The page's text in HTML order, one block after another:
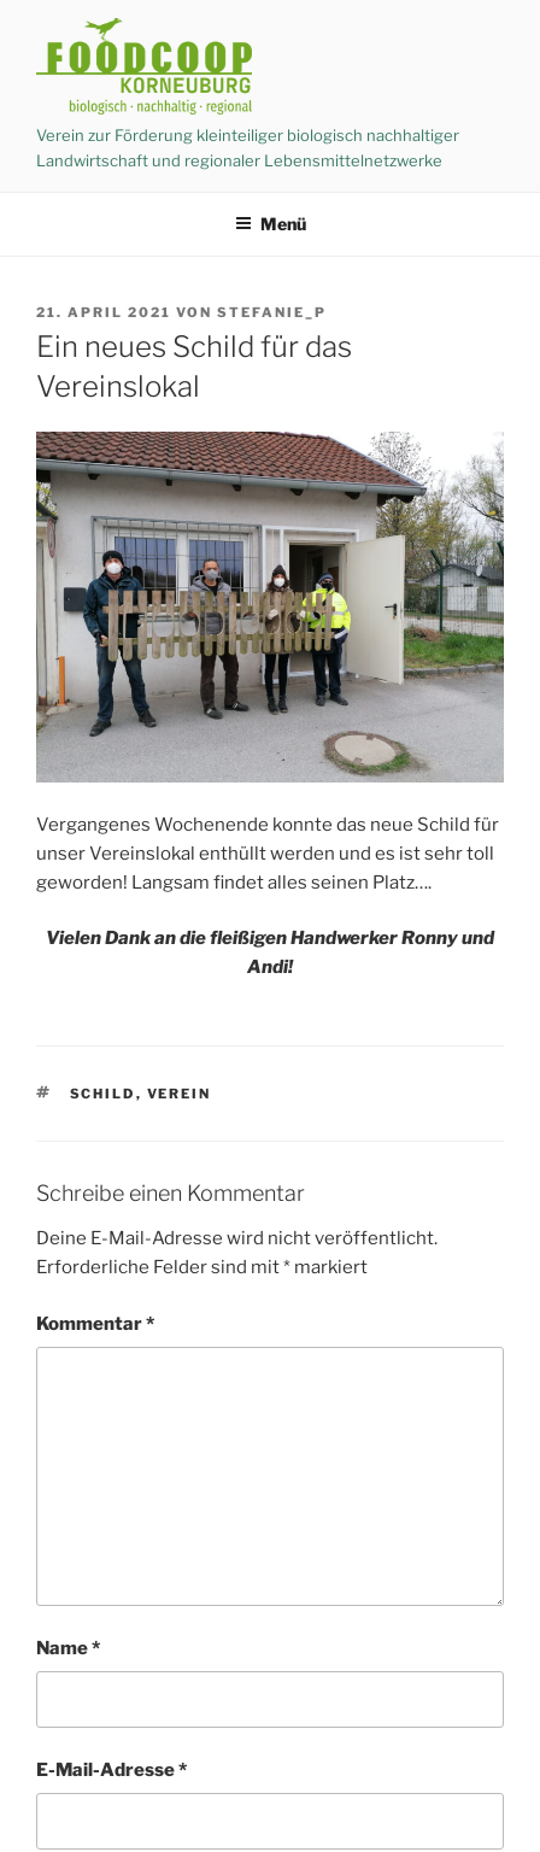
springen
Verein zur Förderung kleinteiliger biologisch nachhaltiger
Landwirtschaft und regionaler Lebensmittelnetzwerke
Menü
VERÖFFENTLICHT
AM
21. APRIL 2021 VON STEFANIE_P
Ein neues Schild für das
Vereinslokal
Vergangenes Wochenende konnte das neue Schild für
unser Vereinslokal enthüllt werden und es ist sehr toll
geworden! Langsam findet alles seinen Platz….
Vielen Dank an die fleißigen Handwerker Ronny und
Andi!
SCHLAGWÖRTER
SCHILD , VEREIN
Schreibe einen Kommentar
Deine E-Mail-Adresse wird nicht veröffentlicht.
Erforderliche Felder sind mit* markiert
Kommentar*
Name*
E-Mail-Adresse*